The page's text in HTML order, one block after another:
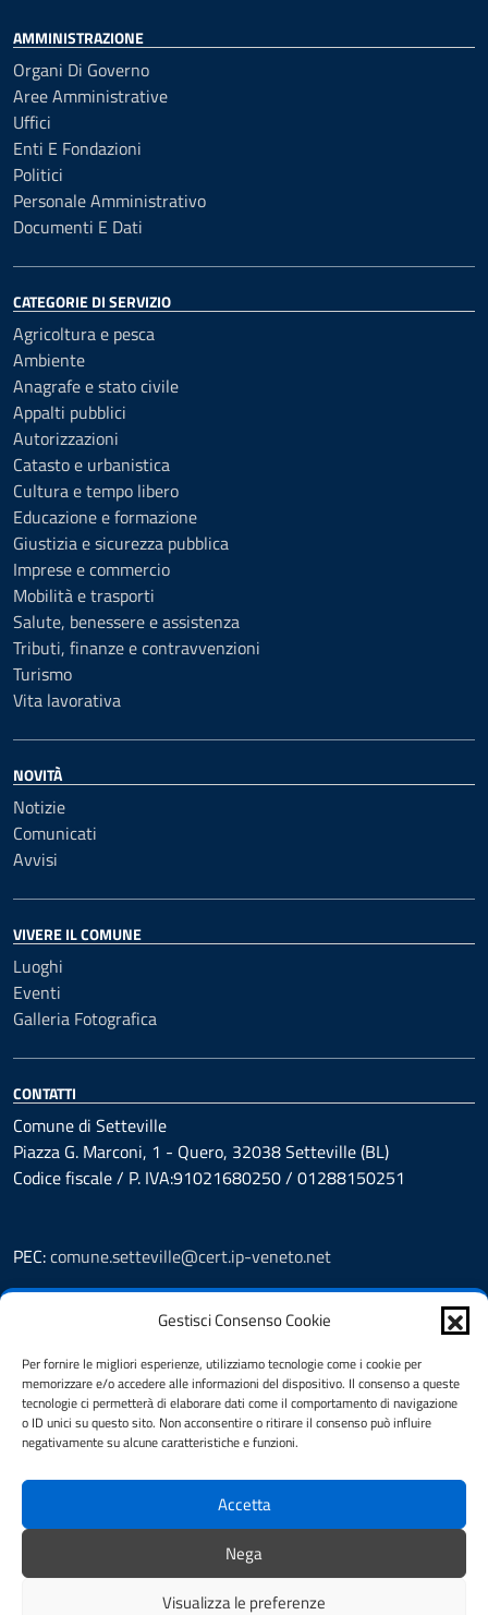
Gestisci Consenso Cookie
Per fornire le migliori esperienze, utilizziamo tecnologie come i cookie per
memorizzare e/o accedere alle informazioni del dispositivo. Il consenso a queste
tecnologie ci permetterà di elaborare dati come il comportamento di navigazione
o ID unici su questo sito. Non acconsentire o ritirare il consenso può influire
negativamente su alcune caratteristiche e funzioni.
Accetta
Nega
Visualizza le preferenze
AMMINISTRAZIONE
Organi Di Governo
Aree Amministrative
Uffici
Enti E Fondazioni
Politici
Personale Amministrativo
Documenti E Dati
CATEGORIE DI SERVIZIO
Agricoltura e pesca
Ambiente
Anagrafe e stato civile
Appalti pubblici
Autorizzazioni
Catasto e urbanistica
Cultura e tempo libero
Educazione e formazione
Giustizia e sicurezza pubblica
Imprese e commercio
Mobilità e trasporti
Salute, benessere e assistenza
Tributi, finanze e contravvenzioni
Turismo
Vita lavorativa
NOVITÀ
Notizie
Comunicati
Avvisi
VIVERE IL COMUNE
Luoghi
Eventi
Galleria Fotografica
CONTATTI
Comune di Setteville
Piazza G. Marconi, 1 - Quero, 32038 Setteville (BL)
Codice fiscale / P. IVA:91021680250 / 01288150251
PEC:comune.setteville@cert.ip-veneto.net
Leggi le FAQ
Richiesta assistenza
Feedback
Amministrazione Trasparente
Albo Pretorio
Informativa privacy
Dichiarazione di accessibilità